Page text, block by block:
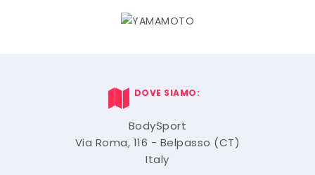
DOVE SIAMO:
BodySport
Via Roma, 116 - Belpasso (CT)
Italy